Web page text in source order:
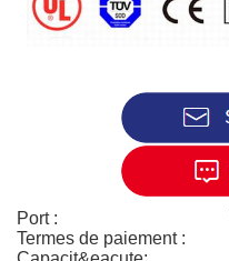
Port :
Termes de paiement :